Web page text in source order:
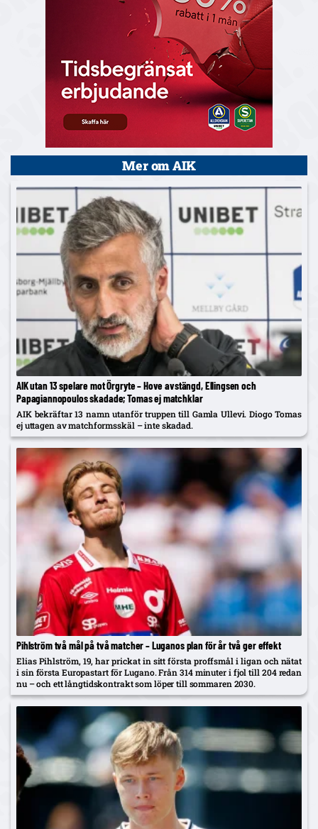
Mer om AIK
AIK utan 13 spelare mot Örgryte – Hove avstängd, Ellingsen och
Papagiannopoulos skadade; Tomas ej matchklar
AIK bekräftar 13 namn utanför truppen till Gamla Ullevi. Diogo Tomas
ej uttagen av matchformsskäl – inte skadad.
Pihlström två mål på två matcher – Luganos plan för år två ger effekt
Elias Pihlström, 19, har prickat in sitt första proffsmål i ligan och nätat
i sin första Europastart för Lugano. Från 314 minuter i fjol till 204 redan
nu – och ett långtidskontrakt som löper till sommaren 2030.